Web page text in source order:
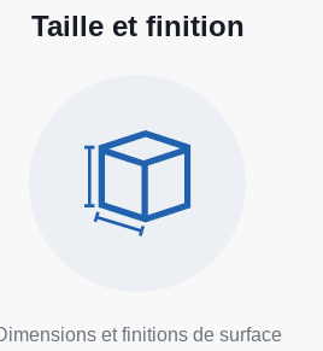
Taille et finition
et finitions de surface